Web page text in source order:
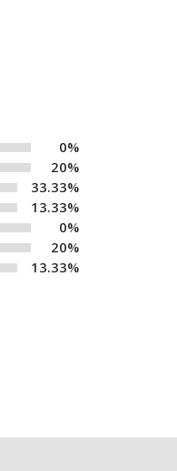
0%
20%
33.33%
13.33%
0%
20%
13.33%